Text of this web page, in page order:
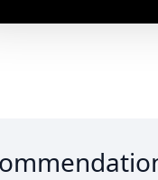
Rockshox X-